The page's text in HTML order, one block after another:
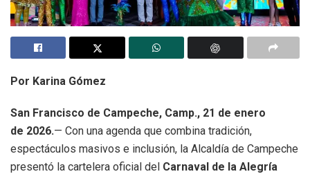
Por Karina Gómez
San Francisco de Campeche, Camp., 21 de enero
de 2026.— Con una agenda que combina tradición,
espectáculos masivos e inclusión, la Alcaldía de Campeche
presentó la cartelera oficial del Carnaval de la Alegría